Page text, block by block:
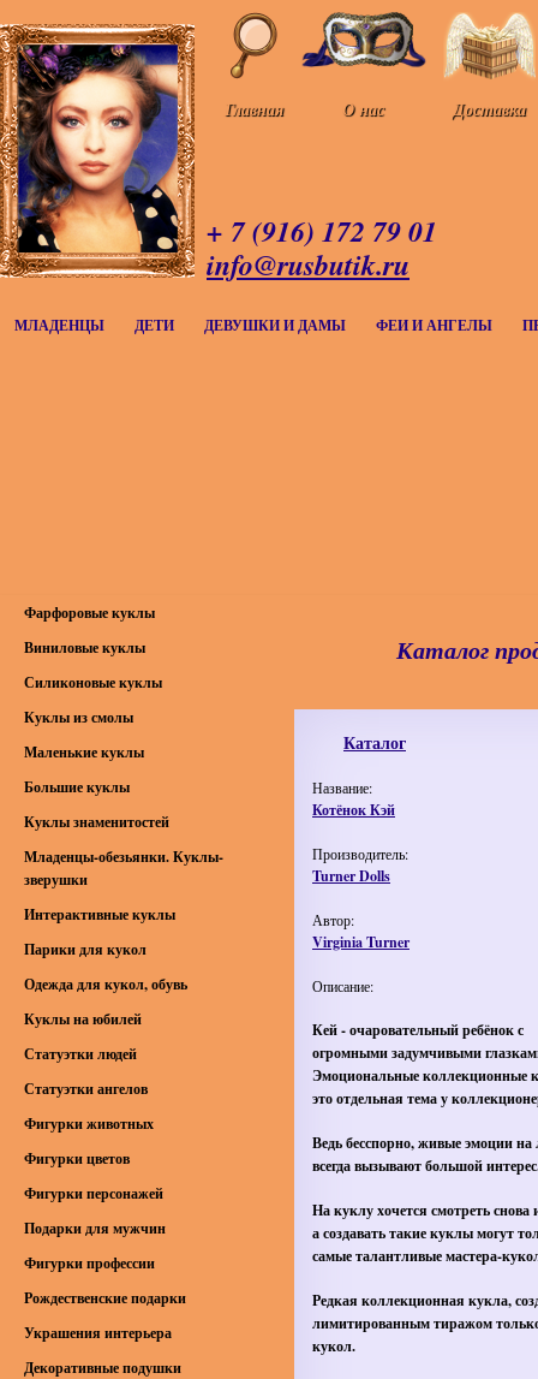
Главная О нас Доставка
+ 7 (916) 172 79 01
info@rusbutik.ru
МЛАДЕНЦЫ ДЕТИ ДЕВУШКИ И ДАМЫ ФЕИ И АНГЕЛЫ
Каталог
Каталог
Название:
Котёнок Кэй
Производитель:
Turner Dolls
Автор:
Virginia Turner
Описание:
Кей - очаровательный ребёнок с
огромными задумчивыми
Эмоциональные коллекционные
это отдельная тема у
Ведь бесспорно, живые эмоции на
всегда вызывают большой
На куклу хочется смотреть снова
а создавать такие куклы могут
самые талантливые мастера-
Редкая коллекционная кукла,
лимитированным тиражом
кукол.
Фарфоровые куклы
Виниловые куклы
Силиконовые куклы
Куклы из смолы
Маленькие куклы
Большие куклы
Куклы знаменитостей
Младенцы-обезьянки. Куклы-
зверушки
Интерактивные куклы
Парики для кукол
Одежда для кукол, обувь
Куклы на юбилей
Статуэтки людей
Статуэтки ангелов
Фигурки животных
Фигурки цветов
Фигурки персонажей
Подарки для мужчин
Фигурки профессии
Рождественские подарки
Украшения интерьера
Декоративные подушки